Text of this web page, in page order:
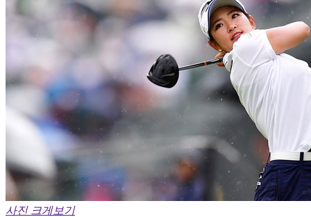
사진 크게보기